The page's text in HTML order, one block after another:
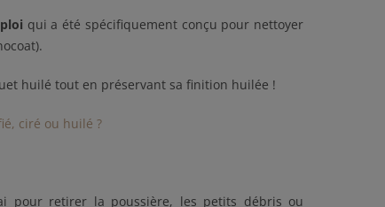
qui a été spécifiquement conçu pour nettoyer
huilé tout en préservant sa finition huilée !
ciré ou huilé ?
pour retirer la poussière, les petits débris ou